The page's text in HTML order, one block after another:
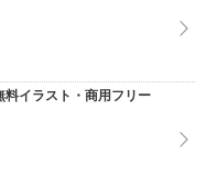
イラスト・商用フリー